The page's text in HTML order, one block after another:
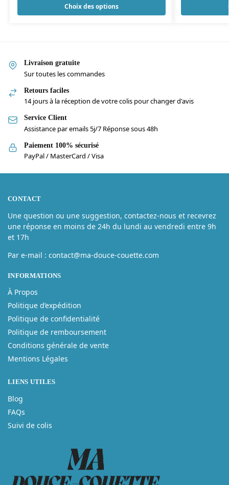
Choix des options
Livraison gratuite
Sur toutes les commandes
Retours faciles
14 jours à la réception de votre colis pour changer d'avis
Service Client
Assistance par emails 5j/7 Réponse sous 48h
Paiement 100% sécurisé
PayPal / MasterCard / Visa
CONTACT
Une question ou une suggestion, contactez-nous et recevrez
une réponse en moins de 24h du lundi au vendredi entre 9h
et 17h
Par e-mail : contact@ma-douce-couette.com
INFORMATIONS
À Propos
Politique d’expédition
Politique de confidentialité
Politique de remboursement
Conditions générale de vente
Mentions Légales
LIENS UTILES
Blog
FAQs
Suivi de colis